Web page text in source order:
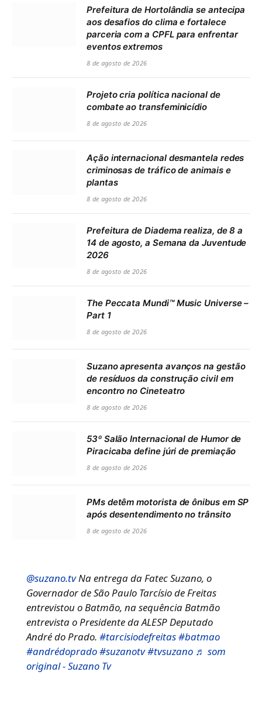
Prefeitura de Hortolândia se antecipa
aos desafios do clima e fortalece
parceria com a CPFL para enfrentar
eventos extremos
8 de agosto de 2026
Projeto cria política nacional de
combate ao transfeminicídio
8 de agosto de 2026
Ação internacional desmantela redes
criminosas de tráfico de animais e
plantas
8 de agosto de 2026
Prefeitura de Diadema realiza, de 8 a
14 de agosto, a Semana da Juventude
2026
8 de agosto de 2026
The Peccata Mundi™ Music Universe –
Part 1
8 de agosto de 2026
Suzano apresenta avanços na gestão
de resíduos da construção civil em
encontro no Cineteatro
8 de agosto de 2026
53º Salão Internacional de Humor de
Piracicaba define júri de premiação
8 de agosto de 2026
PMs detêm motorista de ônibus em SP
após desentendimento no trânsito
8 de agosto de 2026
@suzano.tvNa entrega da Fatec Suzano, o
Governador de São Paulo Tarcísio de Freitas
entrevistou o Batmão, na sequência Batmão
entrevista o Presidente da ALESP Deputado
André do Prado.#tarcisiodefreitas#batmao
#andrédoprado#suzanotv#tvsuzano ♬ som
original - Suzano Tv